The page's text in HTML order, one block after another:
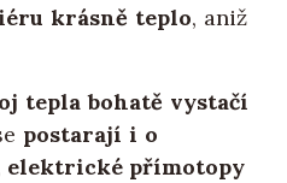
krásně teplo, aniž
tepla bohatě vystačí
postarají i o
elektrické přímotopy